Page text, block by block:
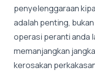
penyelenggaraan
adalah penting,
operasi peranti anda
memanjangkan
kerosakan